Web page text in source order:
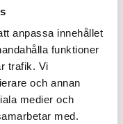
anpassa innehållet
funktioner
trafik. Vi
och annan
medier och
med.